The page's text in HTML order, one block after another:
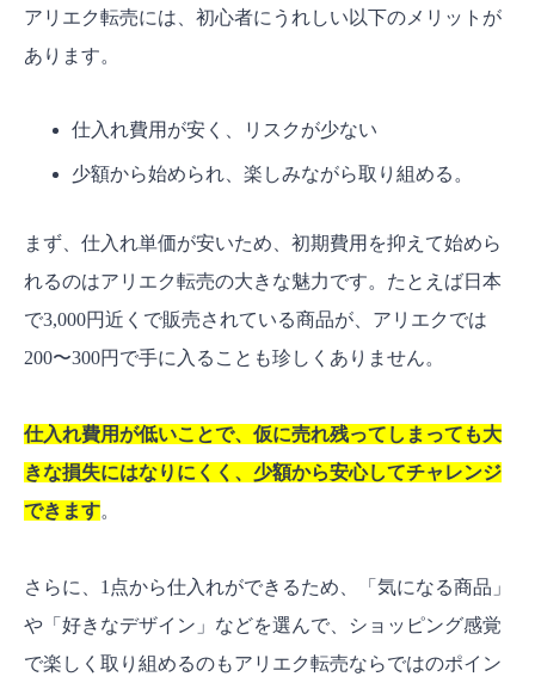
アリエク転売には、初心者にうれしい以下のメリットが
あります。
仕入れ費用が安く、リスクが少ない
少額から始められ、楽しみながら取り組める。
まず、仕入れ単価が安いため、初期費用を抑えて始めら
れるのはアリエク転売の大きな魅力です。たとえば日本
で3,000円近くで販売されている商品が、アリエクでは
200〜300円で手に入ることも珍しくありません。
仕入れ費用が低いことで、仮に売れ残ってしまっても大
きな損失にはなりにくく、少額から安心してチャレンジ
できます。
さらに、1点から仕入れができるため、「気になる商品」
や「好きなデザイン」などを選んで、ショッピング感覚
で楽しく取り組めるのもアリエク転売ならではのポイン